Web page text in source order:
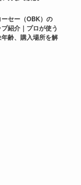
セー（OBK）の
紹介｜プロが使う
齢、購入場所を解